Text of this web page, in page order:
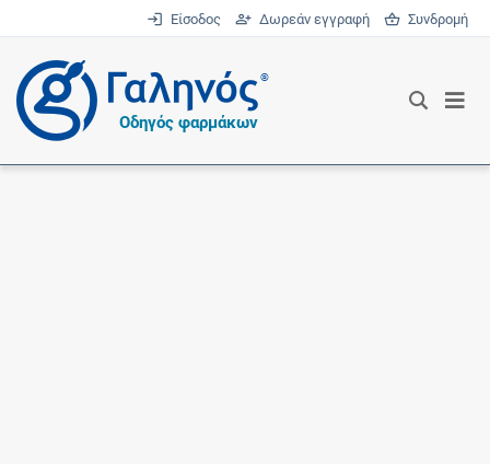
Είσοδος Δωρεάν εγγραφή Συνδρομή
®
Οδηγός φαρμάκων